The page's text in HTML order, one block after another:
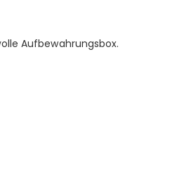
Aufbewahrungsbox.